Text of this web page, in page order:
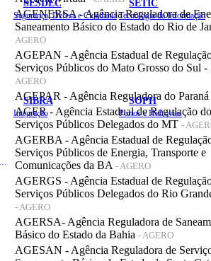
SESDEC
Segurança, Defesa e Cidadania
SETIC
Tecnologia da Informação
SIBRA
Integração
SOPH
Portos e Hidrovias
AGENERSA - Agência Reguladora de
Saneamento Básico do Estado do Rio de
AGERO
AGEPAN - Agência Estadual de
Serviços Públicos do Mato Grosso do Sul -
AGERO
AGEPAR - Agência Reguladora do Paraná
AGER - Agência Estadual de Regulação
Serviços Públicos Delegados do MT -
AGERBA - Agência Estadual de
Serviços Públicos de Energia, Transporte e
Comunicações da BA - AGERO
AGERGS - Agência Estadual de
Serviços Públicos Delegados do Rio
- AGERO
AGERSA- Agência Reguladora de
Básico do Estado da Bahia - AGERO
AGESAN - Agência Reguladora de